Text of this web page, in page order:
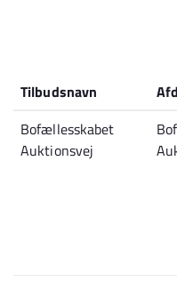
Tilbudsnavn
Bofællesskabet
Auktionsvej